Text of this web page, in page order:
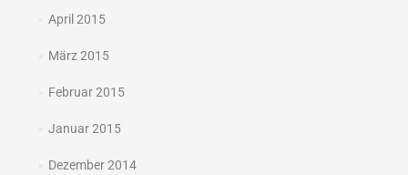
April 2015
März 2015
Februar 2015
Januar 2015
Dezember 2014